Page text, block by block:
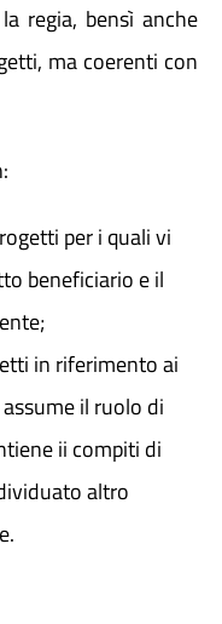
regia, bensì anche
ma coerenti con
per i quali vi
beneficiario e il
in riferimento ai
il ruolo di
ii compiti di
altro